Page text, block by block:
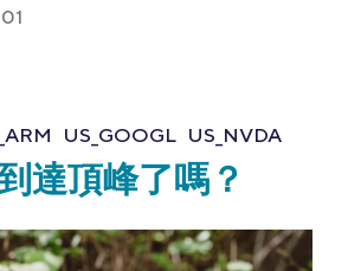
US_GOOGL US_NVDA
達頂峰了嗎？